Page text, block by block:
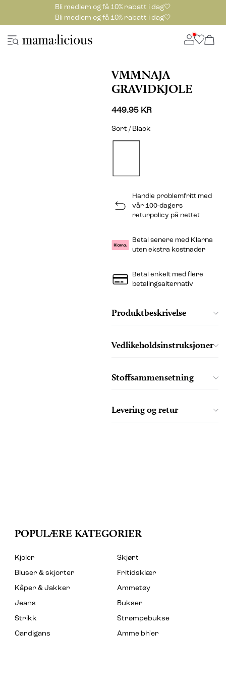
Bli medlem og få 10% rabatt i dag🤍
Bli medlem og få 10% rabatt i dag🤍
VMMNAJA
GRAVIDKJOLE
449.95 KR
Sort / Black
Handle problemfritt med
vår 100-dagers
returpolicy på nettet
Betal senere med Klarna
uten ekstra kostnader
Betal enkelt med flere
betalingsalternativ
Produktbeskrivelse
Vedlikeholdsinstruksjoner
Stoffsammensetning
Levering og retur
POPULÆRE KATEGORIER
Kjoler
Skjørt
Bluser & skjorter
Fritidsklær
Kåper & Jakker
Ammetøy
Jeans
Bukser
Strikk
Strømpebukse
Cardigans
Amme bh'er